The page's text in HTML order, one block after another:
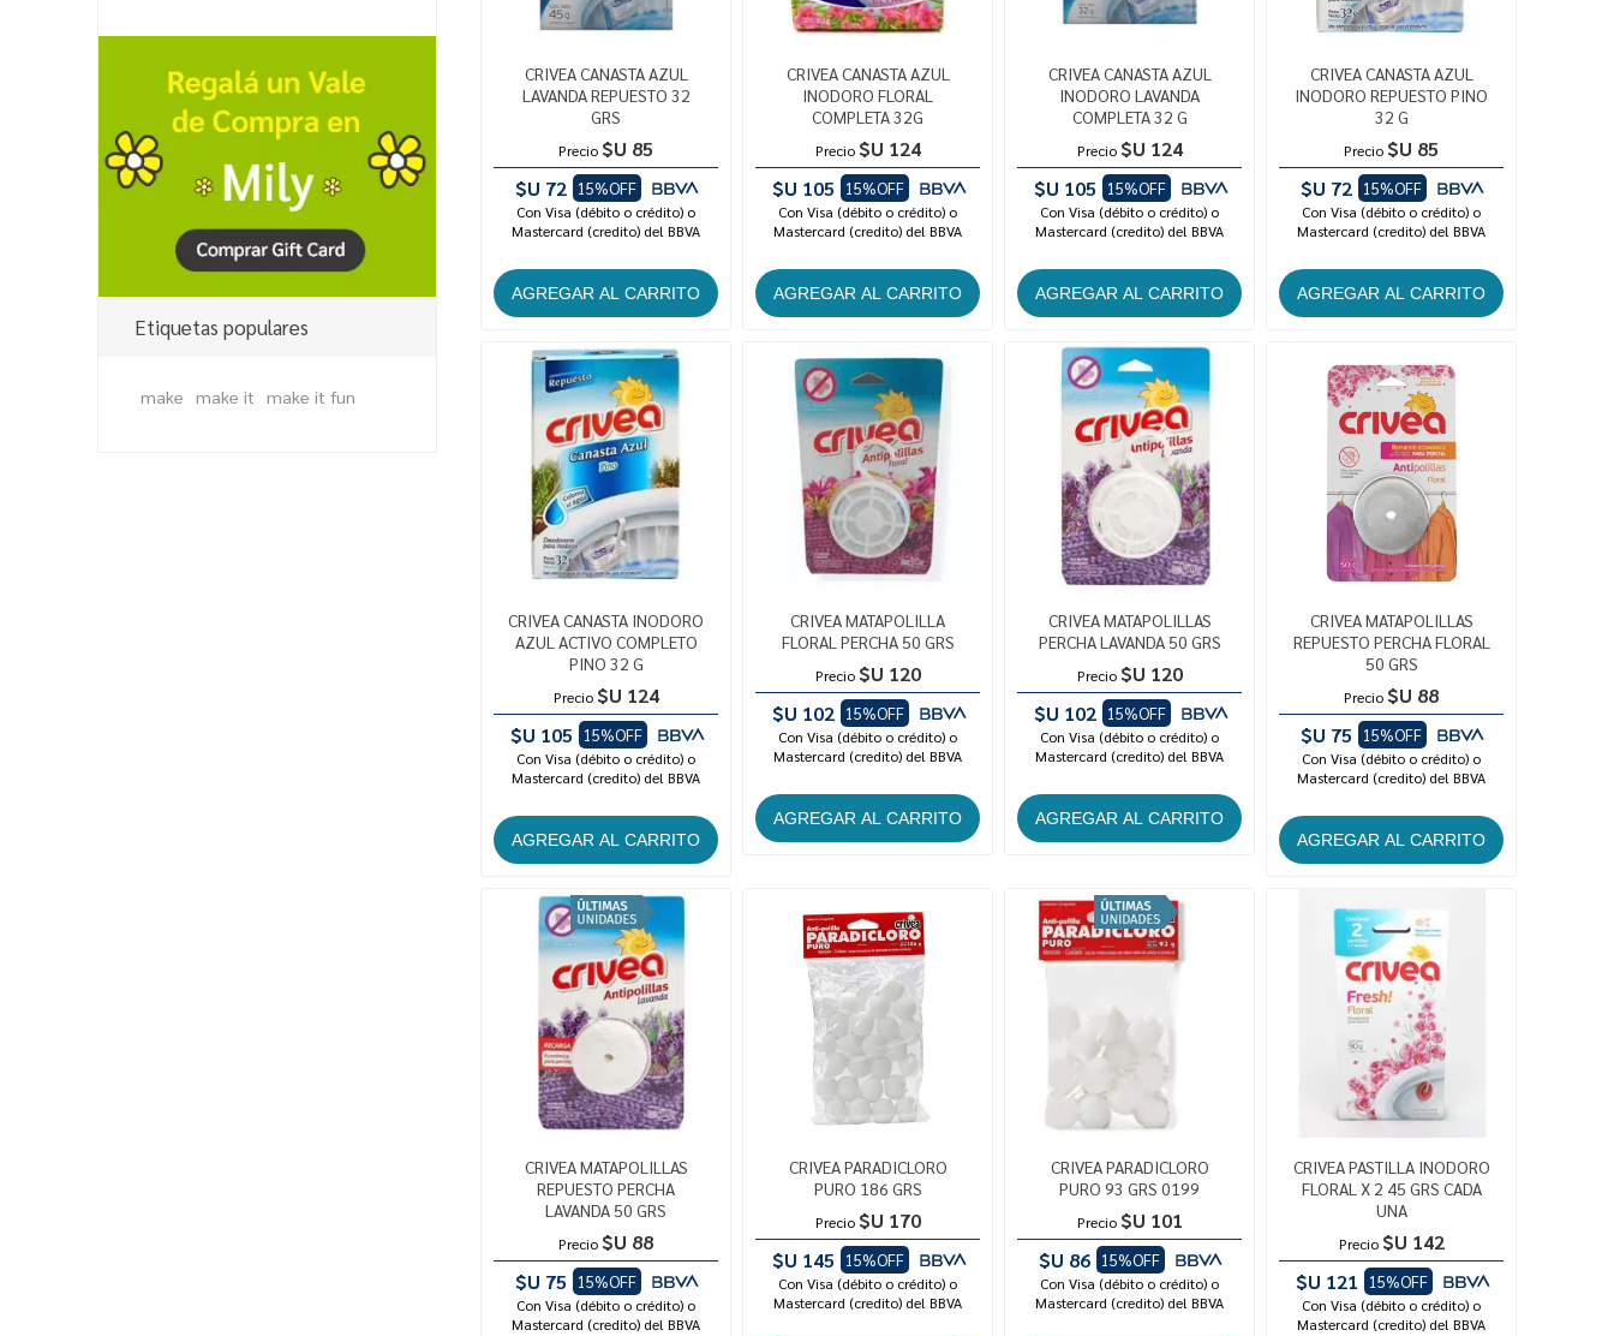
CRIVEA CANASTA AZUL
LAVANDA REPUESTO 32
GRS
Precio $U 85
$U 72 15%OFF
Con Visa (débito o crédito) o
Mastercard (credito) del BBVA
CRIVEA CANASTA AZUL
INODORO FLORAL
COMPLETA 32G
Precio $U 124
$U 105
15%OFF
Con Visa (débito o crédito) o
Mastercard (credito) del BBVA
CRIVEA CANASTA AZUL
INODORO LAVANDA
COMPLETA 32 G
Precio $U 124
$U 105
15%OFF
Con Visa (débito o crédito) o
Mastercard (credito) del BBVA
CRIVEA CANASTA AZUL
INODORO REPUESTO PINO
32 G
Precio $U 85
$U 72 15%OFF
Con Visa (débito o crédito) o
Mastercard (credito) del BBVA
CRIVEA CANASTA INODORO
AZUL ACTIVO COMPLETO
PINO 32 G
Precio $U 124
$U 105
15%OFF
Con Visa (débito o crédito) o
Mastercard (credito) del BBVA
CRIVEA MATAPOLILLA
FLORAL PERCHA 50 GRS
Precio $U 120
$U 102
15%OFF
Con Visa (débito o crédito) o
Mastercard (credito) del BBVA
CRIVEA MATAPOLILLAS
PERCHA LAVANDA 50 GRS
Precio $U 120
$U 102
15%OFF
Con Visa (débito o crédito) o
Mastercard (credito) del BBVA
CRIVEA MATAPOLILLAS
REPUESTO PERCHA FLORAL
50 GRS
Precio $U 88
$U 75
15%OFF
Con Visa (débito o crédito) o
Mastercard (credito) del BBVA
CRIVEA MATAPOLILLAS
REPUESTO PERCHA
LAVANDA 50 GRS
Precio $U 88
$U 75
15%OFF
Con Visa (débito o crédito) o
Mastercard (credito) del BBVA
CRIVEA PARADICLORO
PURO 186 GRS
Precio $U 170
$U 145
15%OFF
Con Visa (débito o crédito) o
Mastercard (credito) del BBVA
CRIVEA PARADICLORO
PURO 93 GRS 0199
Precio $U 101
$U 86 15%OFF
Con Visa (débito o crédito) o
Mastercard (credito) del BBVA
CRIVEA PASTILLA INODORO
FLORAL X 2 45 GRS CADA
UNA
Precio $U 142
$U 121
15%OFF
Con Visa (débito o crédito) o
Mastercard (credito) del BBVA
Etiquetas populares
make make it make it fun